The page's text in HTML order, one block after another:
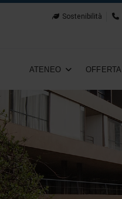
Sostenibilità
ATENEO